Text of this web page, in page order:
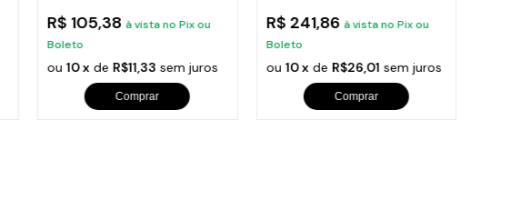
R$ 105,38 à vista no Pix ou
Boleto
ou10 x de R$11,33 sem juros
Comprar
R$ 241,86 à vista no Pix ou
Boleto
ou10 x de R$26,01 sem juros
Comprar